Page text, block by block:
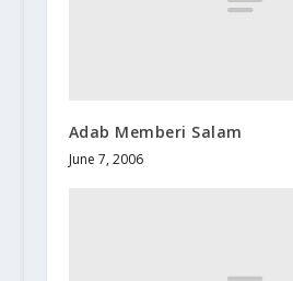
Adab Memberi Salam
June 7, 2006